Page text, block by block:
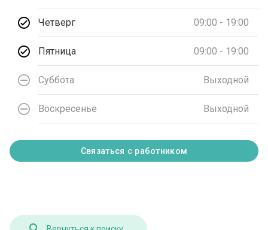
Четверг 09:00 - 19:00
Пятница 09:00 - 19:00
Суббота Выходной
Воскресенье Выходной
Связаться с работником